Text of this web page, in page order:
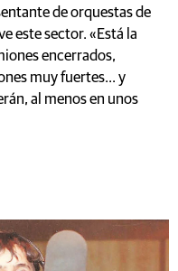
de orquestas de
este sector. «Está la
encerrados,
muy fuertes... y
al menos en unos